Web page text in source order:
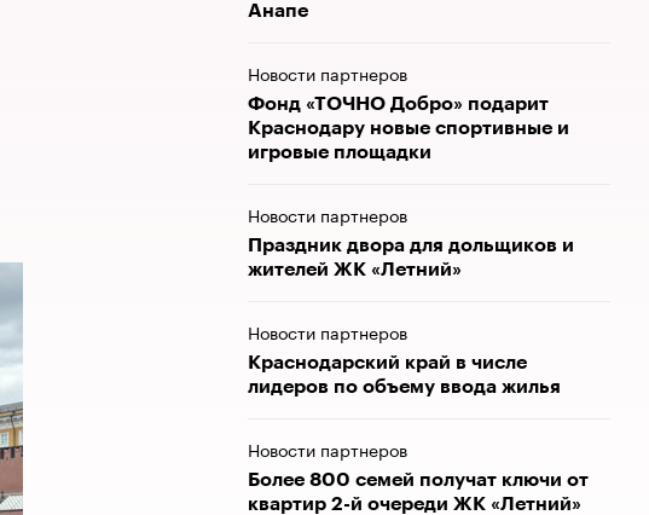
Анапе
Новости партнеров
Фонд «ТОЧНО Добро» подарит
Краснодару новые спортивные и
игровые площадки
Новости партнеров
Праздник двора для дольщиков и
жителей ЖК «Летний»
Новости партнеров
Краснодарский край в числе
лидеров по объему ввода жилья
Новости партнеров
Более 800 семей получат ключи от
квартир 2-й очереди ЖК «Летний»